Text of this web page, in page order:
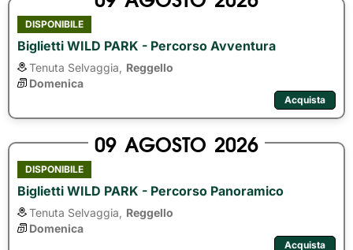
DISPONIBILE
Biglietti WILD PARK - Percorso Avventura
Tenuta Selvaggia,
Reggello
Domenica
Acquista
09 AGOSTO 2026
DISPONIBILE
Biglietti WILD PARK - Percorso Panoramico
Tenuta Selvaggia,
Reggello
Domenica
Acquista